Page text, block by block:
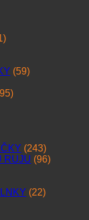
(59)
(243)
RUJU (96)
(22)